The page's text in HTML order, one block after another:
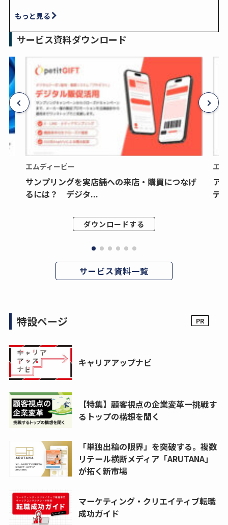
もっと見る
サービス資料ダウンロード
エムディーピー
サンプリングを実店舗への来店・購買につなげ
るには？ デジタ...
ダウンロードする
エ
ア
デ
サービス資料一覧
特設ページ
キャリアアップナビ
【特集】顧客視点の企業変革ー挑戦す
るトップの構想を聞く
「単独出稿の限界」を突破する。複数
リテール横断メディア「ARUTANA」
が拓く新市場
マーケティング・クリエイティブ転職
成功ガイド